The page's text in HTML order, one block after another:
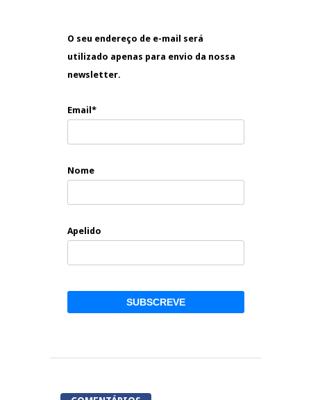
O seu endereço de e-mail será
utilizado apenas para envio da nossa
newsletter.
Email*
Nome
Apelido